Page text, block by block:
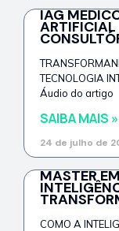
IAG
ARTIFICIAL
TECNOLOGIA
Áudio do artigo
SAIBA MAIS »
24 de julho de
MASTER
COMO A